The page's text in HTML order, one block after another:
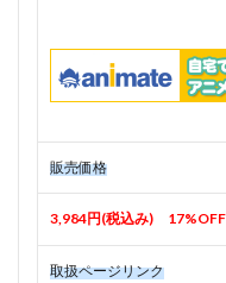
販売価格
3,984円(税込み) 17%OFF
取扱ページリンク